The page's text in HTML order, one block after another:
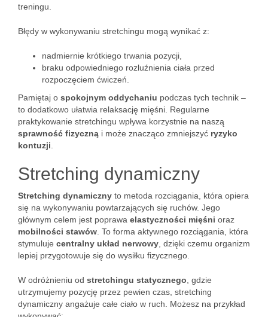
treningu.
Błędy w wykonywaniu stretchingu mogą wynikać z:
nadmiernie krótkiego trwania pozycji,
braku odpowiedniego rozluźnienia ciała przed
rozpoczęciem ćwiczeń.
Pamiętaj o spokojnym oddychaniu podczas tych technik –
to dodatkowo ułatwia relaksację mięśni. Regularne
praktykowanie stretchingu wpływa korzystnie na naszą
sprawność fizyczną i może znacząco zmniejszyć ryzyko
kontuzji
Stretching dynamiczny
Stretching dynamiczny to metoda rozciągania, która opiera
się na wykonywaniu powtarzających się ruchów. Jego
głównym celem jest poprawa elastyczności mięśni oraz
mobilności stawów . To forma aktywnego rozciągania, która
stymuluje centralny układ nerwowy , dzięki czemu organizm
lepiej przygotowuje się do wysiłku fizycznego.
W odróżnieniu od stretchingu statycznego , gdzie
utrzymujemy pozycję przez pewien czas, stretching
dynamiczny angażuje całe ciało w ruch. Możesz na przykład